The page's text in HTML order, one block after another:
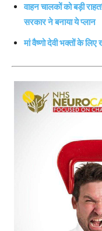
वाहन चालकों को बड़ी
सरकार ने बनाया ये प्लान
मां वैष्णो देवी भक्तों के